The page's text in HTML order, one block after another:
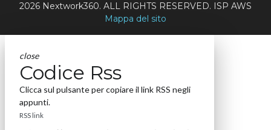
2026 Nextwork360. ALL RIGHTS RESERVED. ISP AWS
Mappa del sito
close
Codice Rss
Clicca sul pulsante per copiare il link RSS negli
appunti.
RSS link